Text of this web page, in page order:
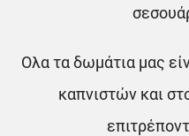
Ολα τα δωμάτια μας
καπνιστών και